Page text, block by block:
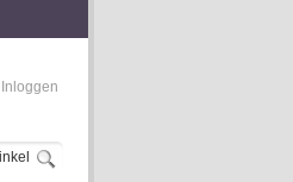
Inloggen